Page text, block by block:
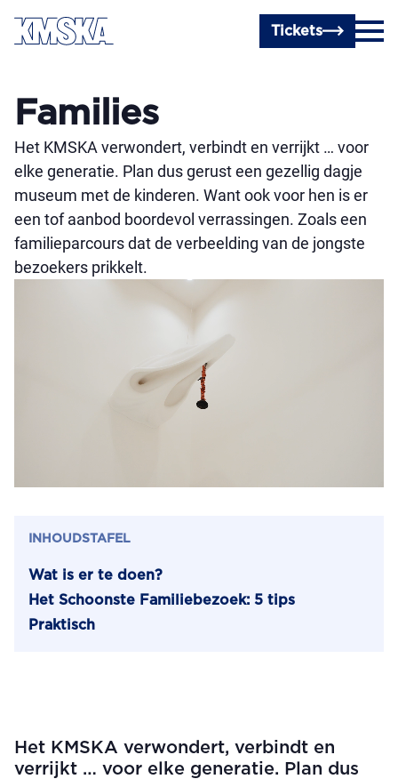
Ga naar hoofdinhoud
Tickets
Families
Het KMSKA verwondert, verbindt en verrijkt … voor
elke generatie. Plan dus gerust een gezellig dagje
museum met de kinderen. Want ook voor hen is er
een tof aanbod boordevol verrassingen. Zoals een
familieparcours dat de verbeelding van de jongste
bezoekers prikkelt.
INHOUDSTAFEL
Wat is er te doen?
Het Schoonste Familiebezoek: 5 tips
Praktisch
Het KMSKA verwondert, verbindt en
verrijkt … voor elke generatie. Plan dus